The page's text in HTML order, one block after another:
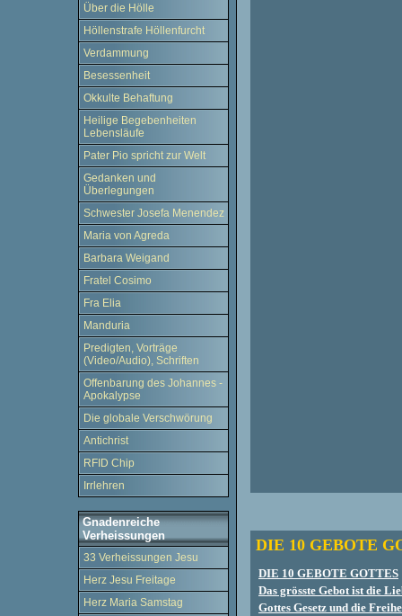
Über die Hölle
Höllenstrafe Höllenfurcht
Verdammung
Besessenheit
Okkulte Behaftung
Heilige Begebenheiten
Lebensläufe
Pater Pio spricht zur Welt
Gedanken und
Überlegungen
Schwester Josefa Menendez
Maria von Agreda
Barbara Weigand
Fratel Cosimo
Fra Elia
Manduria
Predigten, Vorträge
(Video/Audio), Schriften
Offenbarung des Johannes -
Apokalypse
Die globale Verschwörung
Antichrist
RFID Chip
Irrlehren
Gnadenreiche
Verheissungen
33 Verheissungen Jesu
Herz Jesu Freitage
Herz Maria Samstag
DIE 10 GEBOTE
DIE 10 GEBOTE GOTTES
Das grösste Gebot ist die
Gottes Gesetz und die